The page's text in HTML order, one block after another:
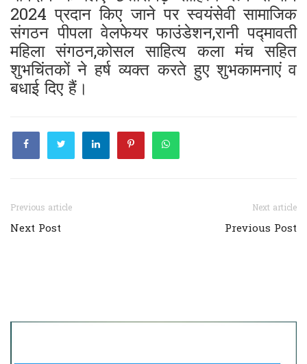
2024 प्रदान किए जाने पर स्वयंसेवी सामाजिक
संगठन पीपला वेलफेयर फाउंडेशन,रानी पद्मावती
महिला संगठन,कोसल साहित्य कला मंच सहित
शुभचिंतकों ने हर्ष व्यक्त करते हुए शुभकामनाएं व
बधाई दिए हैं।
Previous article
Next Post
Next article
Previous Post